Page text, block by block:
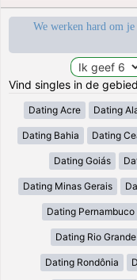
We werken hard om je
Vind singles in de
Dating Acre Dating
Dating Bahia Dating
Dating Goiás
Dating Minas Gerais
Dating Pernambuco
Dating Rio
Dating Rondônia